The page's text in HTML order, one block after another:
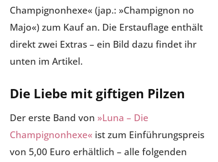
Champignonhexe« (jap.: »Champignon no
Majo«) zum Kauf an. Die Erstauflage enthält
direkt zwei Extras – ein Bild dazu findet ihr
unten im Artikel.
Die Liebe mit giftigen Pilzen
Der erste Band von »Luna – Die
Champignonhexe« ist zum Einführungspreis
von 5,00 Euro erhältlich – alle folgenden